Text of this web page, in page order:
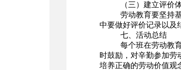
（三）建立评价
劳动教育要坚持
中要做好评价记录以及
七、活动总结
每个班在劳动教
时鼓励，对辛勤参加劳
培养正确的劳动价值观